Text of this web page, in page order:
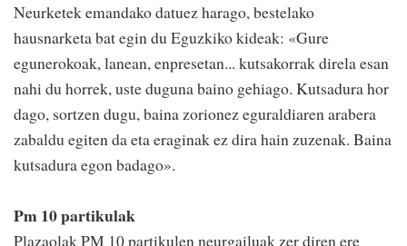
Neurketek emandako datuez harago, bestelako
hausnarketa bat egin du Eguzkiko kideak: «Gure
egunerokoak, lanean, enpresetan... kutsakorrak direla esan
nahi du horrek, uste duguna baino gehiago. Kutsadura hor
dago, sortzen dugu, baina zorionez eguraldiaren arabera
zabaldu egiten da eta eraginak ez dira hain zuzenak. Baina
kutsadura egon badago».
Pm 10 partikulak
Plazaolak PM 10 partikulen neurgailuak zer diren ere